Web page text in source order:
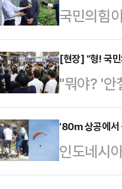
당 후보로
습을 보이
게 됐다.
은 계획대
발도 못
소됐다.
일 2+2
국민의힘
보자 등을
다"고 일
종 논란을
면면은 여
후보자들
인은 "최
아버지가
[현장] "형! 국
"뭐야? '안
마친 후
당대표 후
티셔츠 한
보안요원
'80m 상공에서
인도네시
로 추락해